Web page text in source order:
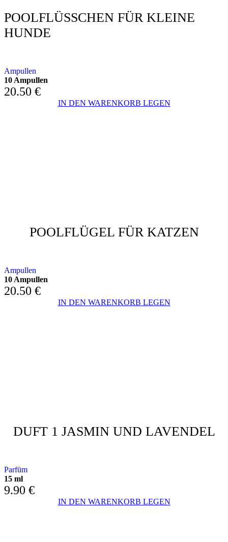
POOLFLÜSSCHEN FÜR KLEINE
HUNDE
Ampullen
10 Ampullen
20.50 €
IN DEN WARENKORB LEGEN
POOLFLÜGEL FÜR KATZEN
Ampullen
10 Ampullen
20.50 €
IN DEN WARENKORB LEGEN
DUFT 1 JASMIN UND LAVENDEL
Parfüm
15 ml
9.90 €
IN DEN WARENKORB LEGEN